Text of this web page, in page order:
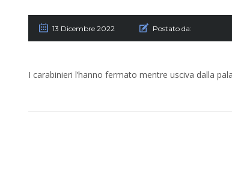
13 Dicembre 2022 Postato da:
I carabinieri l’hanno fermato mentre usciva dalla